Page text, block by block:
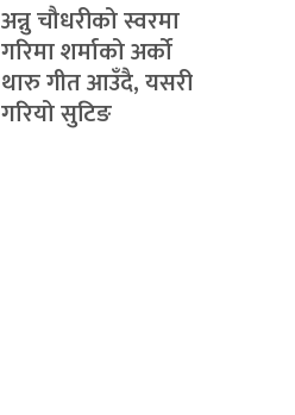
अन्नु चौधरीको स्वरमा
गरिमा शर्माको अर्को
थारु गीत आउँदै, यसरी
गरियो सुटिङ